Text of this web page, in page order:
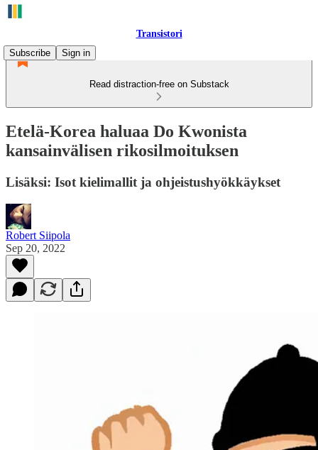
Transistori
Subscribe
Sign in
Read distraction-free on Substack
Etelä-Korea haluaa Do Kwonista
kansainvälisen rikosilmoituksen
Lisäksi: Isot kielimallit ja ohjeistushyökkäykset
Robert Siipola
Sep 20, 2022